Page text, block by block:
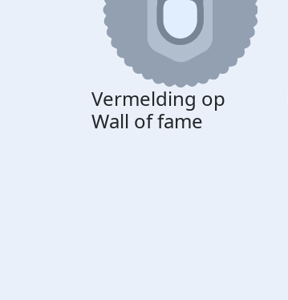
Vermelding op
Wall of fame